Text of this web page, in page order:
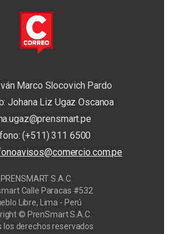
Marco Slocovich Pardo
Johana Liz Ugaz Oscanoa
(+511) 311 6500
PRENSMART S.A.C.
Calle Paracas #532
Libre, Lima - Perú
© PrenSmart S.A.C.
los derechos reservados